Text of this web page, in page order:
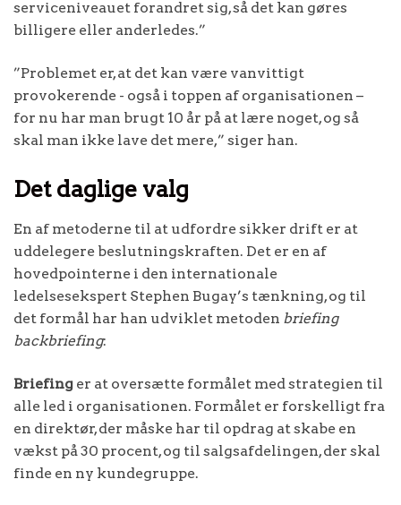
serviceniveauet forandret sig, så det kan gøres
billigere eller anderledes.”
”Problemet er, at det kan være vanvittigt
provokerende - også i toppen af organisationen –
for nu har man brugt 10 år på at lære noget, og så
skal man ikke lave det mere,” siger han.
Det daglige valg
En af metoderne til at udfordre sikker drift er at
uddelegere beslutningskraften. Det er en af
hovedpointerne i den internationale
ledelsesekspert Stephen Bugay’s tænkning, og til
det formål har han udviklet metoden briefing
backbriefing:
Briefing er at oversætte formålet med strategien til
alle led i organisationen. Formålet er forskelligt fra
en direktør, der måske har til opdrag at skabe en
vækst på 30 procent, og til salgsafdelingen, der skal
finde en ny kundegruppe.